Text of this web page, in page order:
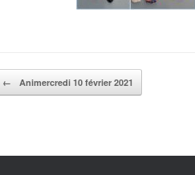
Post navigation
← Animercredi 10 février 2021